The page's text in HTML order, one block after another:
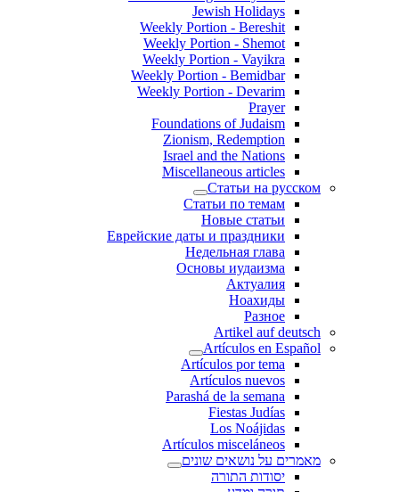
Jewish Holidays
Weekly Portion - Bereshit
Weekly Portion - Shemot
Weekly Portion - Vayikra
Weekly Portion - Bemidbar
Weekly Portion - Devarim
Prayer
Foundations of Judaism
Zionism, Redemption
Israel and the Nations
Miscellaneous articles
Статьи на русском
Статьи по темам
Новые статьи
Еврейские даты и праздники
Недельная глава
Основы иудаизма
Актуалия
Ноахиды
Разное
Artikel auf deutsch
Artículos en Español
Artículos por tema
Artículos nuevos
Parashá de la semana
Fiestas Judías
Los Noájidas
Artículos misceláneos
מאמרים על נושאים שונים
יסודות התורה